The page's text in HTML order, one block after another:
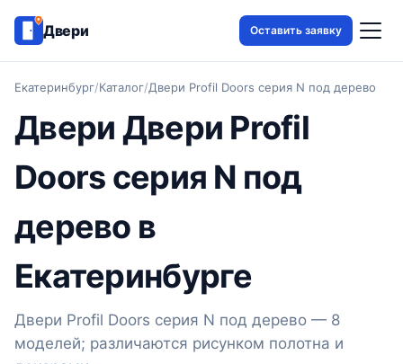
Двери Оставить заявку
Екатеринбург/Каталог/Двери Profil Doors серия N под дерево
Двери Двери Profil
Doors серия N под
дерево в
Екатеринбурге
Двери Profil Doors серия N под дерево — 8
моделей; различаются рисунком полотна и